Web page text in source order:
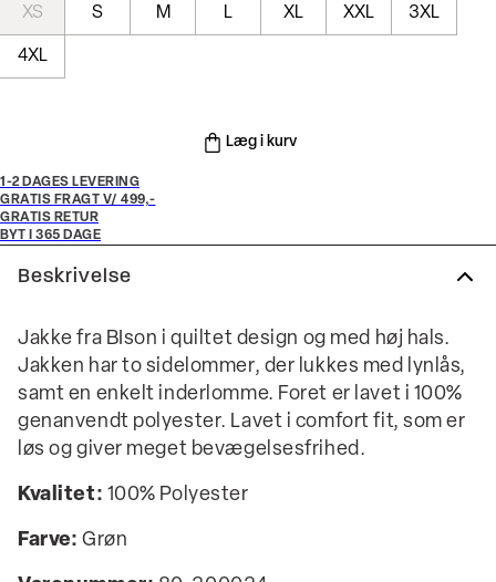
XS S M L XL XXL 3XL
4XL
Læg i kurv
1-2 DAGES LEVERING
GRATIS FRAGT V/ 499,-
GRATIS RETUR
BYT I 365 DAGE
Beskrivelse
Jakke fra BIson i quiltet design og med høj hals.
Jakken har to sidelommer, der lukkes med lynlås,
samt en enkelt inderlomme. Foret er lavet i 100%
genanvendt polyester. Lavet i comfort fit, som er
løs og giver meget bevægelsesfrihed.
Kvalitet: 100% Polyester
Farve: Grøn